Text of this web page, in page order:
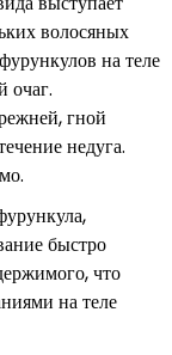
волосяных
на теле
очаг.
гной
недуга.
быстро
что
на теле